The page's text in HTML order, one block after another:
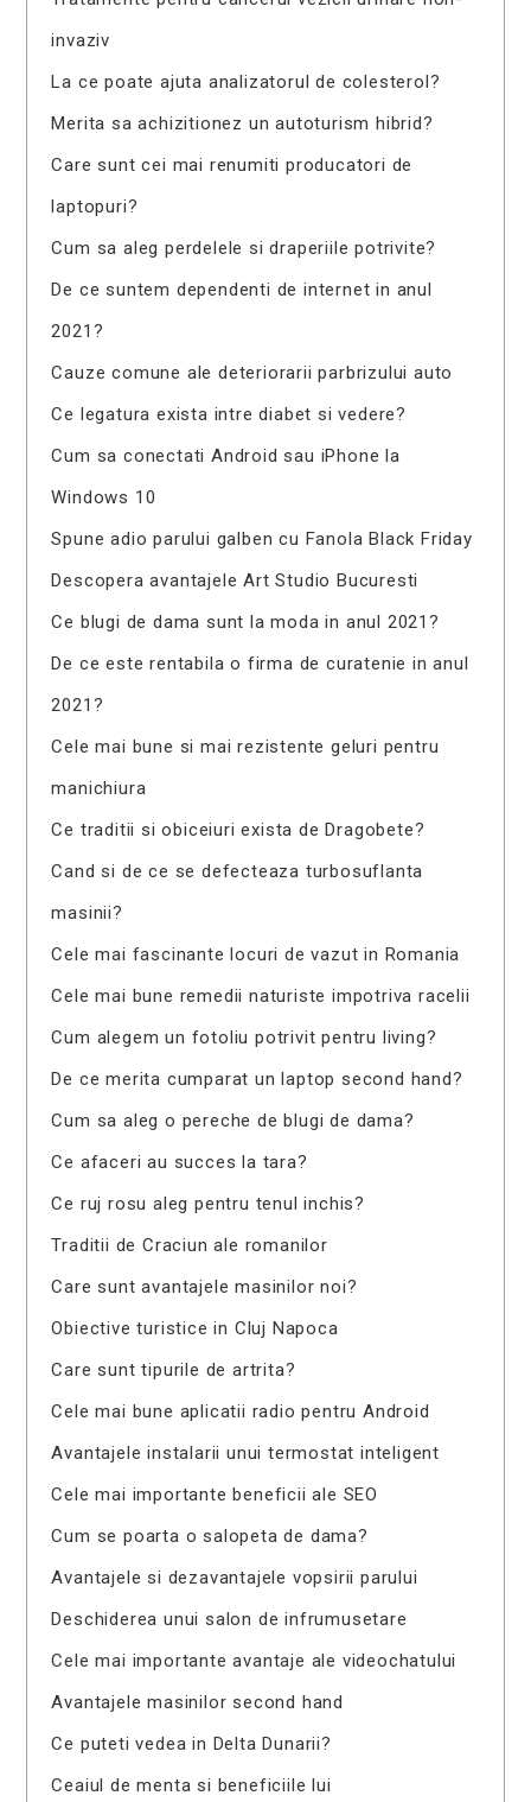
invaziv
La ce poate ajuta analizatorul de colesterol?
Merita sa achizitionez un autoturism hibrid?
Care sunt cei mai renumiti producatori de
laptopuri?
Cum sa aleg perdelele si draperiile potrivite?
De ce suntem dependenti de internet in anul
2021?
Cauze comune ale deteriorarii parbrizului auto
Ce legatura exista intre diabet si vedere?
Cum sa conectati Android sau iPhone la
Windows 10
Spune adio parului galben cu Fanola Black Friday
Descopera avantajele Art Studio Bucuresti
Ce blugi de dama sunt la moda in anul 2021?
De ce este rentabila o firma de curatenie in anul
2021?
Cele mai bune si mai rezistente geluri pentru
manichiura
Ce traditii si obiceiuri exista de Dragobete?
Cand si de ce se defecteaza turbosuflanta
masinii?
Cele mai fascinante locuri de vazut in Romania
Cele mai bune remedii naturiste impotriva racelii
Cum alegem un fotoliu potrivit pentru living?
De ce merita cumparat un laptop second hand?
Cum sa aleg o pereche de blugi de dama?
Ce afaceri au succes la tara?
Ce ruj rosu aleg pentru tenul inchis?
Traditii de Craciun ale romanilor
Care sunt avantajele masinilor noi?
Obiective turistice in Cluj Napoca
Care sunt tipurile de artrita?
Cele mai bune aplicatii radio pentru Android
Avantajele instalarii unui termostat inteligent
Cele mai importante beneficii ale SEO
Cum se poarta o salopeta de dama?
Avantajele si dezavantajele vopsirii parului
Deschiderea unui salon de infrumusetare
Cele mai importante avantaje ale videochatului
Avantajele masinilor second hand
Ce puteti vedea in Delta Dunarii?
Ceaiul de menta si beneficiile lui